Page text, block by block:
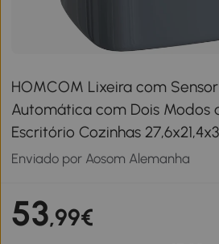
HOMCOM Lixeira com Sensor
Automática com Dois Modos
Escritório Cozinhas
Enviado por Aosom Alemanha
53,99€